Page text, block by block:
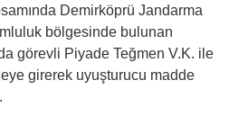
Demirköprü Jandarma
bölgesinde bulunan
görevli Piyade Teğmen V.K. ile
girerek uyuşturucu madde